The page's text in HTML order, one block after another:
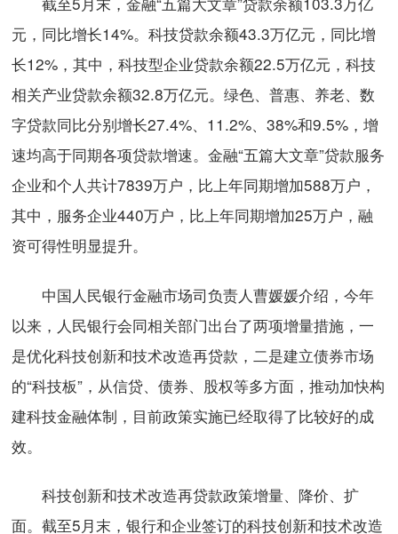
元，同比增长14%。科技贷款余额43.3万亿元，同比增
长12%，其中，科技型企业贷款余额22.5万亿元，科技
相关产业贷款余额32.8万亿元。绿色、普惠、养老、数
字贷款同比分别增长27.4%、11.2%、38%和9.5%，增
速均高于同期各项贷款增速。金融“五篇大文章”贷款服务
企业和个人共计7839万户，比上年同期增加588万户，
其中，服务企业440万户，比上年同期增加25万户，融
资可得性明显提升。
中国人民银行金融市场司负责人曹媛媛介绍，今年
以来，人民银行会同相关部门出台了两项增量措施，一
是优化科技创新和技术改造再贷款，二是建立债券市场
的“科技板”，从信贷、债券、股权等多方面，推动加快构
建科技金融体制，目前政策实施已经取得了比较好的成
效。
科技创新和技术改造再贷款政策增量、降价、扩
面。截至5月末，银行和企业签订的科技创新和技术改造